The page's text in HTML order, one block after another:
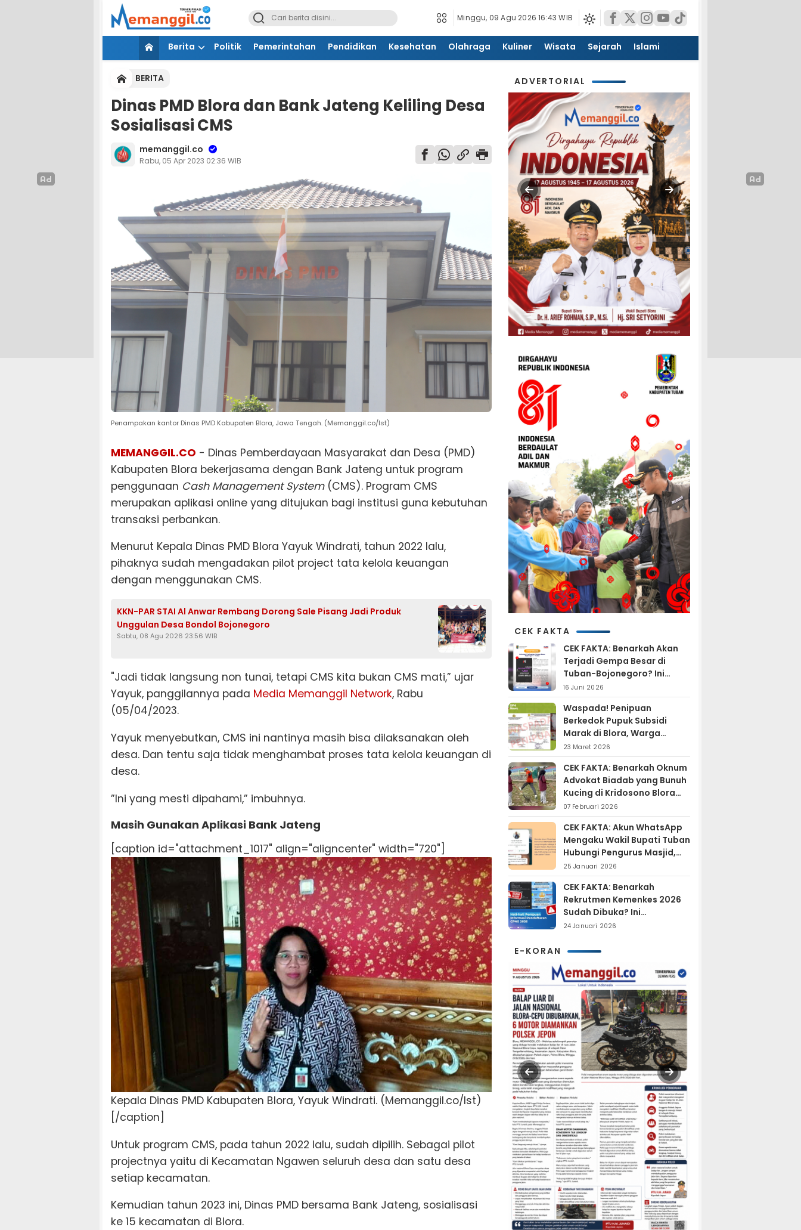
Minggu, 09 Agu 2026 16:43 WIB
Berita Politik Pemerintahan Pendidikan Kesehatan Olahraga Kuliner Wisata Sejarah Islami
BERITA
Dinas PMD Blora dan Bank Jateng Keliling Desa
Sosialisasi CMS
memanggil.co
Rabu, 05 Apr 2023 02:36 WIB
Penampakan kantor Dinas PMD Kabupaten Blora, Jawa Tengah. (Memanggil.co/Ist)
MEMANGGIL.CO - Dinas Pemberdayaan Masyarakat dan Desa (PMD)
Kabupaten Blora bekerjasama dengan Bank Jateng untuk program
penggunaan Cash Management System(CMS). Program CMS
merupakan aplikasi online yang ditujukan bagi institusi guna kebutuhan
transaksi perbankan.
Menurut Kepala Dinas PMD Blora Yayuk Windrati, tahun 2022 lalu,
pihaknya sudah mengadakan pilot project tata kelola keuangan
dengan menggunakan CMS.
KKN-PAR STAI Al Anwar Rembang Dorong Sale Pisang Jadi Produk
Unggulan Desa Bondol Bojonegoro
Sabtu, 08 Agu 2026 23:56 WIB
"Jadi tidak langsung non tunai, tetapi CMS kita bukan CMS mati,” ujar
Yayuk, panggilannya pada Media Memanggil Network, Rabu
(05/04/2023.
Yayuk menyebutkan, CMS ini nantinya masih bisa dilaksanakan oleh
desa. Dan tentu saja tidak menghambat proses tata kelola keuangan di
desa.
”Ini yang mesti dipahami,” imbuhnya.
Masih Gunakan Aplikasi Bank Jateng
[caption id="attachment_1017" align="aligncenter" width="720"]
Kepala Dinas PMD Kabupaten Blora, Yayuk Windrati. (Memanggil.co/Ist)
[/caption]
Untuk program CMS, pada tahun 2022 lalu, sudah dipilih. Sebagai pilot
projectnya yaitu di Kecamatan Ngawen seluruh desa dan satu desa
setiap kecamatan.
Kemudian tahun 2023 ini, Dinas PMD bersama Bank Jateng, sosialisasi
ke 15 kecamatan di Blora.
ADVERTORIAL
CEK FAKTA
CEK FAKTA: Benarkah Akan
Terjadi Gempa Besar di
Tuban-Bojonegoro? Ini
Penjelasan BMKG
16 Juni 2026
Waspada! Penipuan
Berkedok Pupuk Subsidi
Marak di Blora, Warga
Diminta Hati-hati
23 Maret 2026
CEK FAKTA: Benarkah Oknum
Advokat Biadab yang Bunuh
Kucing di Kridosono Blora
Sudah Resmi Jadi
Tersangka?
07 Februari 2026
CEK FAKTA: Akun WhatsApp
Mengaku Wakil Bupati Tuban
Hubungi Pengurus Masjid,
Dipastikan Hoaks
25 Januari 2026
CEK FAKTA: Benarkah
Rekrutmen Kemenkes 2026
Sudah Dibuka? Ini
Penjelasan Resmi BKN
24 Januari 2026
E-KORAN